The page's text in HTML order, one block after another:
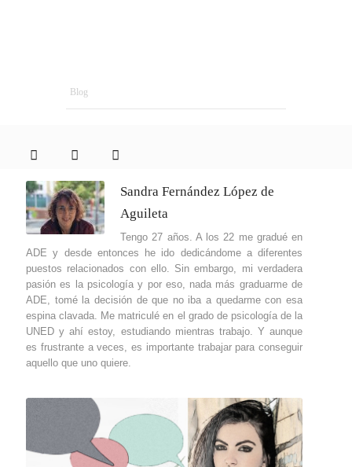
Blog
Sandra Fernández López de
Aguileta
Tengo 27 años. A los 22 me gradué en
ADE y desde entonces he ido dedicándome a diferentes
puestos relacionados con ello. Sin embargo, mi verdadera
pasión es la psicología y por eso, nada más graduarme de
ADE, tomé la decisión de que no iba a quedarme con esa
espina clavada. Me matriculé en el grado de psicología de la
UNED y ahí estoy, estudiando mientras trabajo. Y aunque
es frustrante a veces, es importante trabajar para conseguir
aquello que uno quiere.